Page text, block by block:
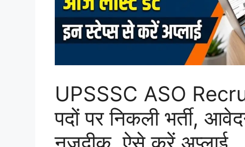
UPSSSC ASO
पदों पर निकली भर्ती,